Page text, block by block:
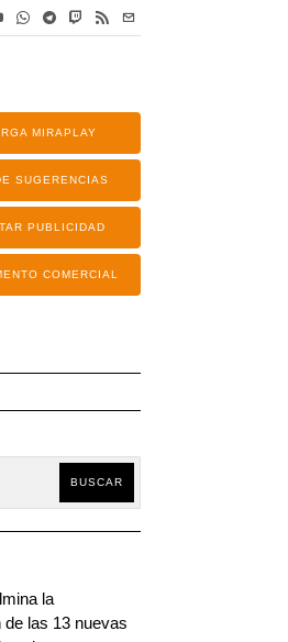
MIRAPLAY
SUGERENCIAS
PUBLICIDAD
COMERCIAL
BUSCAR
la
de las 13 nuevas